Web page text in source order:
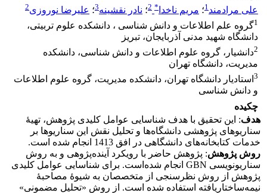
علی مرادمند1؛ مریم ناخدا *
2؛ نادر نقشینه3؛ علیرضا نوروزی2
1گروه علم اطلاعات و دانش شناسی ، دانشکده علوم تربیتی،
دانشگاه شهید مدنی آذربایجان، تبریز
2دانشیار، گروه علوم اطلاعات و دانش شناسی، دانشکده
مدیریت، دانشگاه تهران
3 استاد‌یار دانشگاه تهران، دانشکده مدیریت، گروه علوم اطلاعات
و دانش شناسی
چکیده
هدف: این تحقیق با هدف شناسایی عوامل کلیدی پژوهش، تهیۀ
سناریوهای پژوهشی دانشگاه‌‏ها و تحلیل نقش این سناریوها بر
خدمات کتابخانه‏‌های دانشگاهی در افق 1413 انجام شده است.
روش پژوهش: پژوهش حاضر با رویکرد آینده‌پژوهی و به روش
سناریونویسی GBN انجام شده‌است. برای شناسایی عوامل کلیدی
پژوهش از روش نظرسنجی از متخصصان به شیوۀ مصاحبۀ
نیمه‌ساختاریافته استفاده شده است. از روش «تحلیل مضمونی»